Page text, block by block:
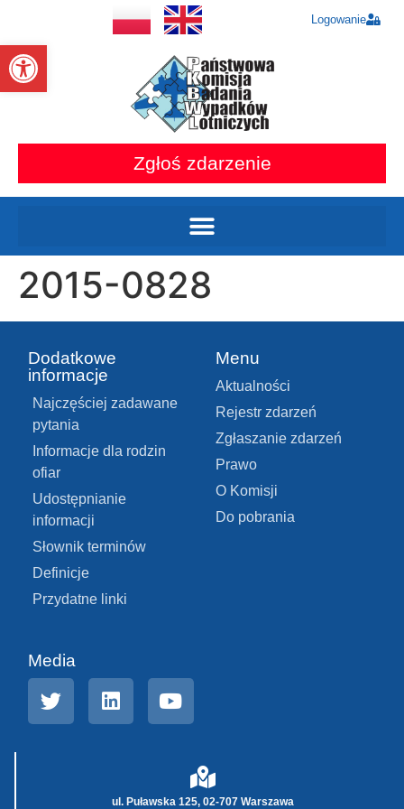
Otwórz pasek narzędzi
Logowanie
Zgłoś zdarzenie
2015-0828
Dodatkowe
informacje
Najczęściej zadawane
pytania
Informacje dla rodzin
ofiar
Udostępnianie
informacji
Słownik terminów
Definicje
Przydatne linki
Menu
Aktualności
Rejestr zdarzeń
Zgłaszanie zdarzeń
Prawo
O Komisji
Do pobrania
Media
ul. Puławska 125, 02-707 Warszawa